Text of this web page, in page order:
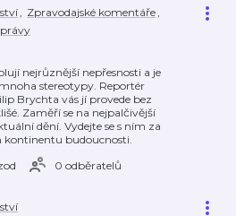
, Zpravodajské komentáře,
nejrůznější nepřesnosti a je
stereotypy. Reportér
Brychta vás jí provede bez
Zaměří se na nejpalčivější
dění. Vydejte se s ním za
kontinentu budoucnosti.
0 odběratelů